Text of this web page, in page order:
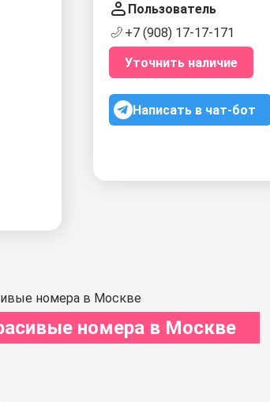
Пользователь
+7 (908) 17-17-171
Уточнить наличие
Написать в чат-бот
номера в Москве